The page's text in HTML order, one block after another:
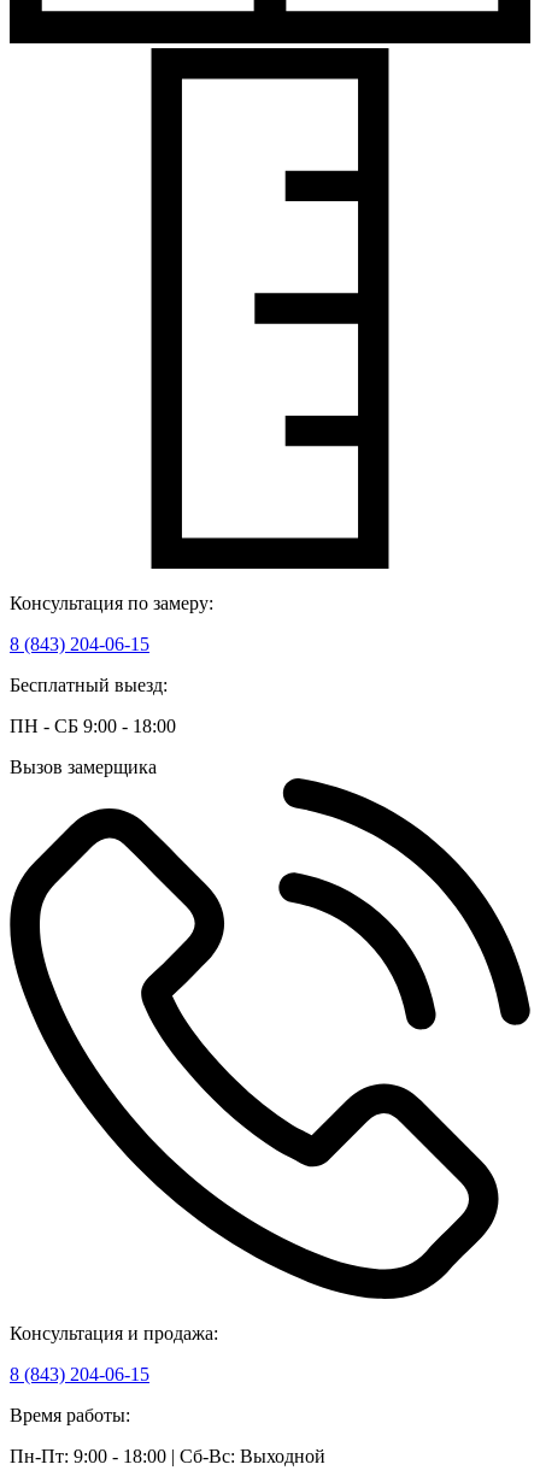
Консультация по замеру:
8 (843) 204-06-15
Бесплатный выезд:
ПН - СБ 9:00 - 18:00
Вызов замерщика
Консультация и продажа:
8 (843) 204-06-15
Время работы:
Пн-Пт: 9:00 - 18:00 | Сб-Вс: Выходной